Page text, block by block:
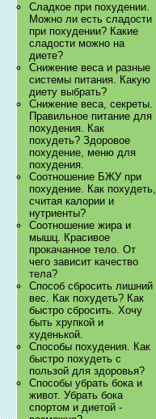
Сладкое при похудении.
Можно ли есть сладости
при похудении? Какие
сладости можно на
диете?
Снижение веса и разные
системы питания. Какую
диету выбрать?
Снижение веса, секреты.
Правильное питание для
похудения. Как
похудеть? Здоровое
похудение, меню для
похудения.
Соотношение БЖУ при
похудение. Как похудеть,
считая калории и
нутриенты?
Соотношение жира и
мышц. Красивое
прокачанное тело. От
чего зависит качество
тела?
Способ сбросить лишний
вес. Как похудеть? Как
быстро сбросить. Хочу
быть хрупкой и
худенькой.
Способы похудения. Как
быстро похудеть с
пользой для здоровья?
Способы убрать бока и
живот. Убрать бока
спортом и диетой -